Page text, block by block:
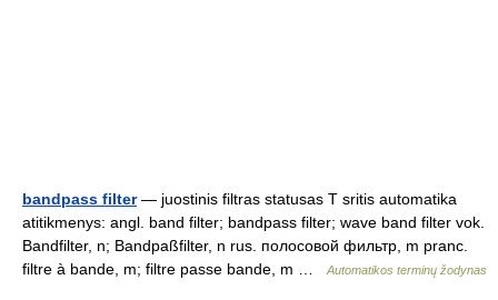
bandpass filter— juostinis filtras statusas T sritis automatika
atitikmenys: angl. band filter; bandpass filter; wave band filter vok.
Bandfilter, n; Bandpaßfilter, n rus. полосовой фильтр, m pranc.
filtre à bande, m; filtre passe bande, m …
Automatikos terminų žodynas